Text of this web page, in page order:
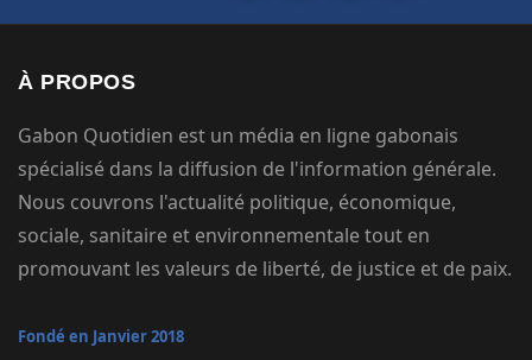
À PROPOS
Gabon Quotidien est un média en ligne gabonais
spécialisé dans la diffusion de l'information générale.
Nous couvrons l'actualité politique, économique,
sociale, sanitaire et environnementale tout en
promouvant les valeurs de liberté, de justice et de paix.
Fondé en Janvier 2018